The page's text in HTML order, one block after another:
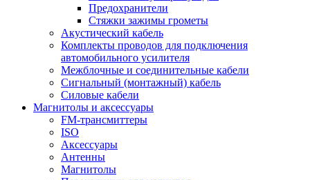
Предохранители
Стяжки зажимы грометы
Акустический кабель
Комплекты проводов для подключения
автомобильного усилителя
Межблочные и соединительные кабели
Сигнальный (монтажный) кабель
Силовые кабели
Магнитолы и аксессуары
FM-трансмиттеры
ISO
Аксессуары
Антенны
Магнитолы